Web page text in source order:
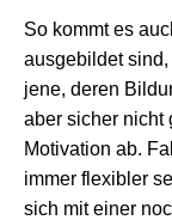
So kommt es
ausgebildet
jene, deren
aber sicher nicht
Motivation ab.
immer flexibler
sich mit einer